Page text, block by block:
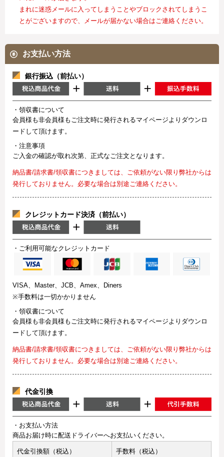
まれに迷惑メールに入ってしまうことやブロックされてしまうこ
とがございますので、メールが届かない場合はご連絡ください。
お支払い方法
銀行振込（前払い）
・領収書について
会員様も非会員様もご注文時に発行されるマイページよりダウンロ
ードして頂けます。
・注意事項
ご入金の確認が取れ次第、正式なご注文となります。
納品書/請求書/領収書につきましては、ご依頼がない限り弊社からは
発行しておりません。必要な場合は別途ご連絡ください。
クレジットカード決済（前払い）
・ご利用可能なクレジットカード
VISA、Master、JCB、Amex、Diners
※手数料は一切かかりません
・領収書について
会員様も非会員様もご注文時に発行されるマイページよりダウンロ
ードして頂けます。
納品書/請求書/領収書につきましては、ご依頼がない限り弊社からは
発行しておりません。必要な場合は別途ご連絡ください。
代金引換
・お支払い方法
商品お届け時に配送ドライバーへお支払いください。
代金引換額（税込） 手数料（税込）